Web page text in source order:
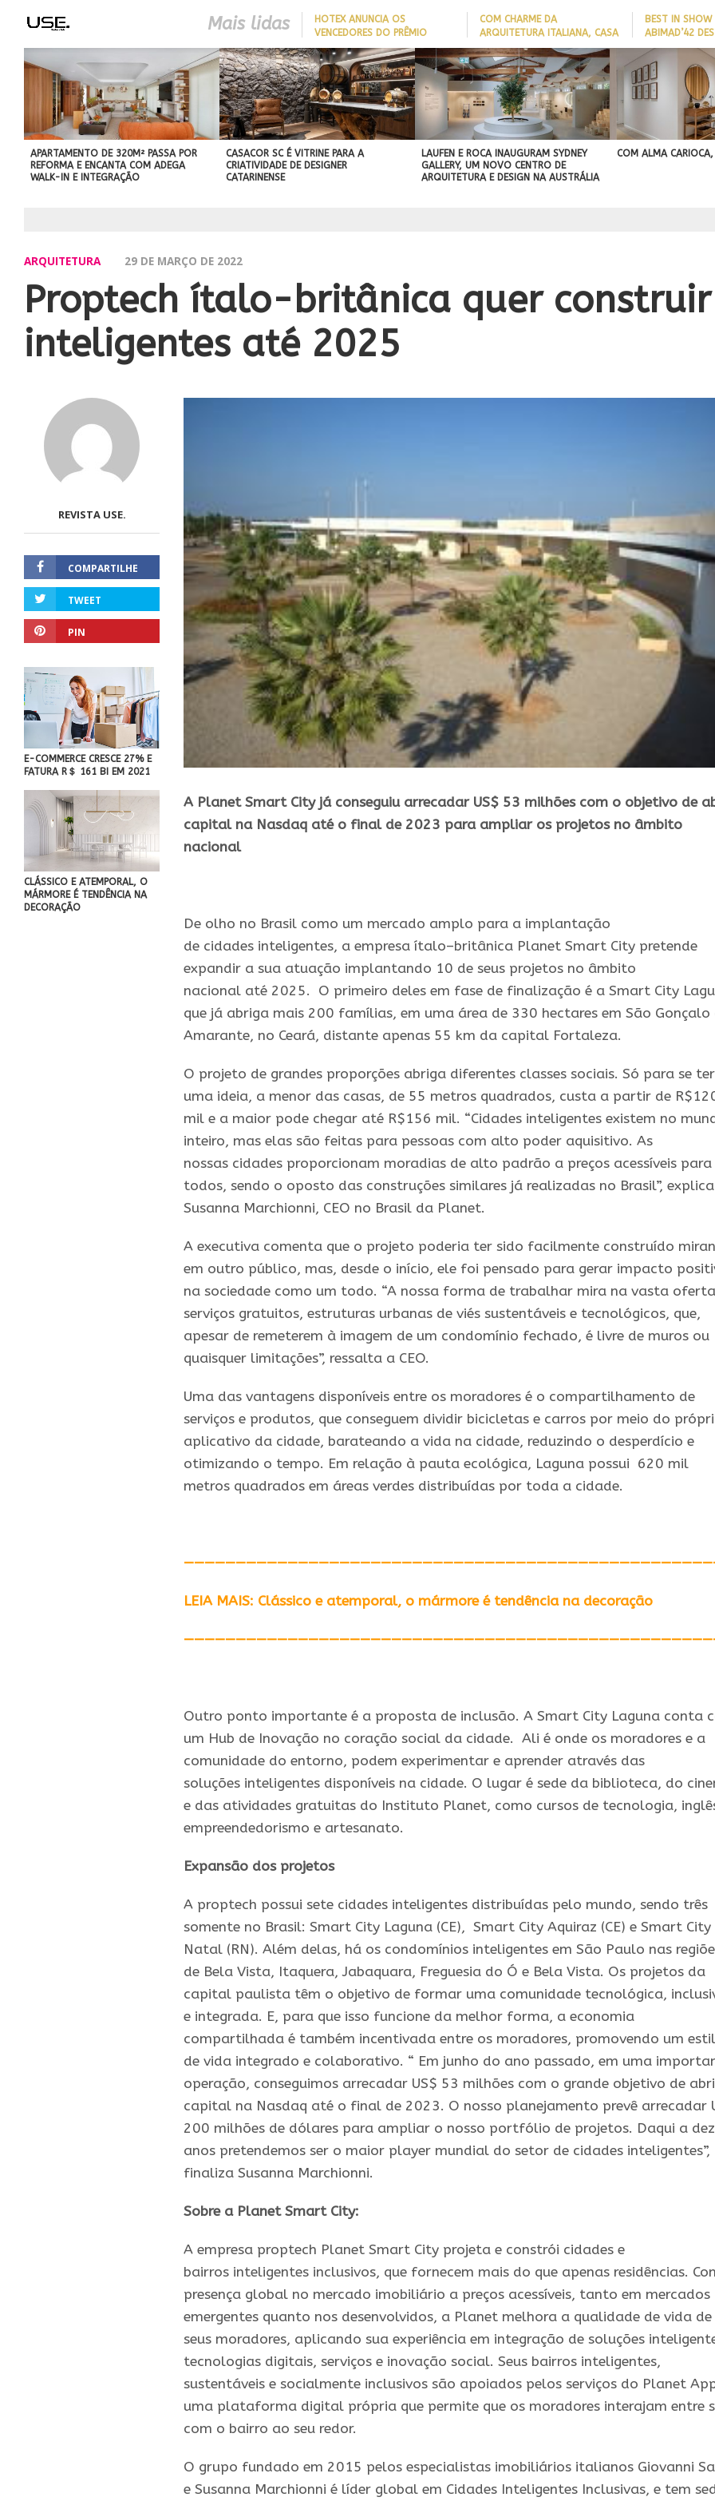
Mais lidas
HOTEX ANUNCIA OS
VENCEDORES DO PRÊMIO
MAIORES NOMES DA
HOTELARIA 2026
COM CHARME DA
ARQUITETURA ITALIANA, CASA
DE VILA COM 120M² GANHA
‘CARTÃO DE VISITAS’ COM
PAREDE DE TIJOLOS
APARENTES; CONFIRA
BEST IN SHOW
ABIMAD’42
BRASILEIRO E
NO MERCADO
APARTAMENTO DE 320M² PASSA POR
REFORMA E ENCANTA COM ADEGA
WALK-IN E INTEGRAÇÃO
CASACOR SC É VITRINE PARA A
CRIATIVIDADE DE DESIGNER
CATARINENSE
LAUFEN E ROCA INAUGURAM SYDNEY
GALLERY, UM NOVO CENTRO DE
ARQUITETURA E DESIGN NA AUSTRÁLIA
COM ALMA CARIOCA,
ARQUITETURA 29 DE MARÇO DE 2022
​Proptech ítalo-britânica quer
inteligentes até 2025
REVISTA USE.
COMPARTILHE
TWEET
PIN
E-COMMERCE CRESCE 27% E
FATURA R＄ 161 BI EM 2021
CLÁSSICO E ATEMPORAL, O
MÁRMORE É TENDÊNCIA NA
DECORAÇÃO
A Planet Smart City já conseguiu arrecadar US$ 53 milhões com o objetivo de
capital na Nasdaq atéo final de 2023 para ampliar os projetos no âmbito
nacional
De olho no Brasil como um mercado amplo para a implantação
de cidades inteligentes, a empresa ítalo–britânica Planet Smart City pretende
expandir a sua atuação implantando 10 de seus projetos no âmbito
nacional até 2025. O primeiro deles em fase de finalização é a Smart City
que já abriga mais 200 famílias, em uma área de 330 hectares em São Gonçalo
Amarante, no Ceará, distante apenas 55 km da capital Fortaleza.
O projeto de grandes proporções abriga diferentes classes sociais. Só para se ter
uma ideia, a menor das casas, de 55 metros quadrados, custa a partir de
mil e a maior pode chegar até R$156 mil. “Cidades inteligentes existem no
inteiro, mas elas são feitas para pessoas com alto poder aquisitivo. As
nossas cidades proporcionam moradias de alto padrão a preços acessíveis para
todos, sendo o oposto das construções similares já realizadas no Brasil”, explica
Susanna Marchionni, CEO no Brasil da Planet.
A executiva comenta que o projeto poderia ter sido facilmente construído
em outro público, mas, desde o início, ele foi pensado para gerar impacto
na sociedade como um todo. “A nossa forma de trabalhar mira na vasta
serviços gratuitos, estruturas urbanas de viés sustentáveis e tecnológicos, que,
apesar de remeterem à imagem de um condomínio fechado, é livre de muros ou
quaisquer limitações”, ressalta a CEO.
Uma das vantagens disponíveis entre os moradores é o compartilhamento de
serviços e produtos, que conseguem dividir bicicletas e carros por meio do
aplicativo da cidade, barateando a vida na cidade, reduzindo o desperdício e
otimizando o tempo. Em relação à pauta ecológica, Laguna possui 620 mil
metros quadrados em áreas verdes distribuídas por toda a cidade.
LEIA MAIS: Clássico e atemporal, o mármore é tendência na decoração
Outro ponto importante é a proposta de inclusão. A Smart City Laguna conta
um Hub de Inovação no coração social da cidade. Ali é onde os moradores e a
comunidade do entorno, podem experimentar e aprender através das
soluções inteligentes disponíveis na cidade. O lugar é sede da biblioteca, do
e das atividades gratuitas do Instituto Planet, como cursos de tecnologia,
empreendedorismo e artesanato.
Expansão dos projetos
A proptech possui sete cidades inteligentes distribuídas pelo mundo, sendo três
somente no Brasil: Smart City Laguna (CE), Smart City Aquiraz (CE) e Smart City
Natal (RN). Além delas, há os condomínios inteligentes em São Paulo nas
de Bela Vista, Itaquera, Jabaquara, Freguesia do Ó e Bela Vista. Os projetos da
capital paulista têm o objetivo de formar uma comunidade tecnológica,
e integrada. E, para que isso funcione da melhor forma, a economia
compartilhada é também incentivada entre os moradores, promovendo um
de vida integrado e colaborativo. “ Em junho do ano passado, em uma
operação, conseguimos arrecadar US$ 53 milhões com o grande objetivo de
capital na Nasdaq até o final de 2023. O nosso planejamento prevê arrecadar
200 milhões de dólares para ampliar o nosso portfólio de projetos. Daqui a dez
anos pretendemos ser o maior player mundial do setor de cidades inteligentes”,
finaliza Susanna Marchionni.
Sobre a Planet Smart City:
A empresa proptech Planet Smart City projeta e constrói cidades e
bairros inteligentes inclusivos, que fornecem mais do que apenas residências.
presença global no mercado imobiliário a preços acessíveis, tanto em mercados
emergentes quanto nos desenvolvidos, a Planet melhora a qualidade de vida de
seus moradores, aplicando sua experiência em integração de soluções
tecnologias digitais, serviços e inovação social. Seus bairros inteligentes,
sustentáveis e socialmente inclusivos são apoiados pelos serviços do Planet
uma plataforma digital própria que permite que os moradores interajam entre
com o bairro ao seu redor.
O grupo fundado em 2015 pelos especialistas imobiliários italianos Giovanni
e Susanna Marchionni é líder global em Cidades Inteligentes Inclusivas, e tem